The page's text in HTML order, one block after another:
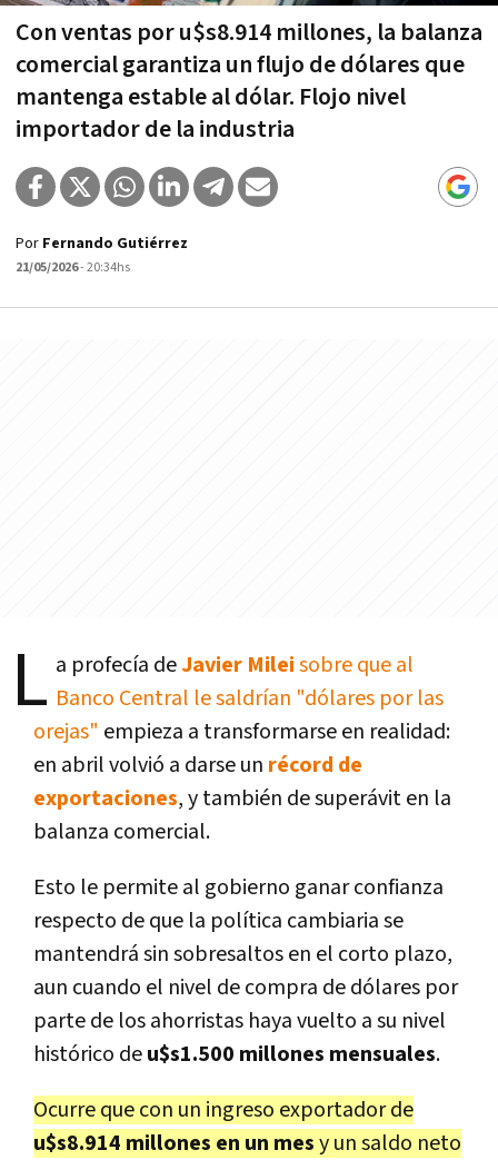
Con ventas por u$s8.914 millones, la balanza
comercial garantiza un flujo de dólares que
mantenga estable al dólar. Flojo nivel
importador de la industria
Por Fernando Gutiérrez
21/05/2026- 20:34hs
L a profecía deJavier Mileisobre que al
Banco Central le saldrían "dólares por las
orejas" empieza a transformarse en realidad:
en abril volvió a darse un récord de
exportaciones, y también de superávit en la
balanza comercial.
Esto le permite al gobierno ganar confianza
respecto de que la política cambiaria se
mantendrá sin sobresaltos en el corto plazo,
aun cuando el nivel de compra de dólares por
parte de los ahorristas haya vuelto a su nivel
histórico deu$s1.500 millones mensuales.
Ocurre que con un ingreso exportador de
u$s8.914 millones en un mesy un saldo neto